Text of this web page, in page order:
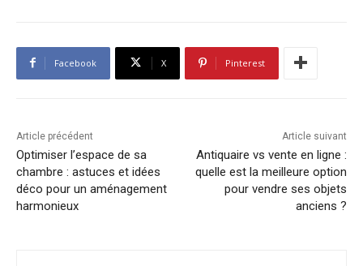
Facebook X Pinterest
Article précédent
Optimiser l’espace de sa
chambre : astuces et idées
déco pour un aménagement
harmonieux
Article suivant
Antiquaire vs vente en ligne :
quelle est la meilleure option
pour vendre ses objets
anciens ?